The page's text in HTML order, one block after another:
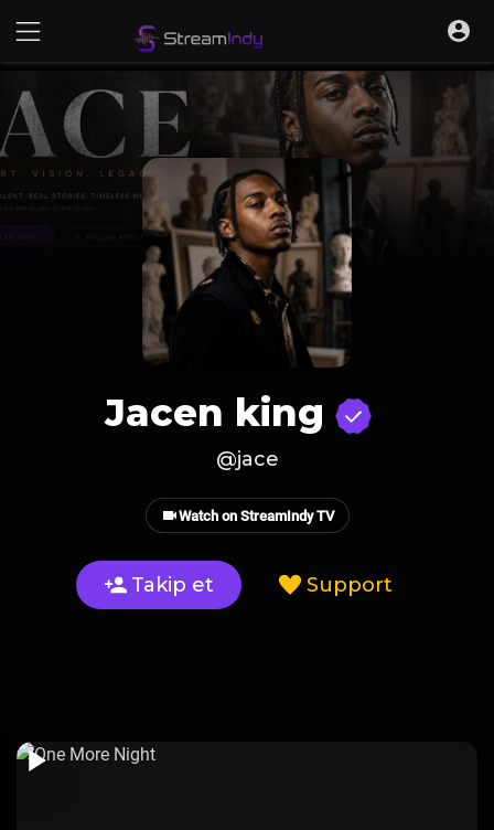
Jacen king
@jace
Watch on StreamIndy TV
Takip et Support